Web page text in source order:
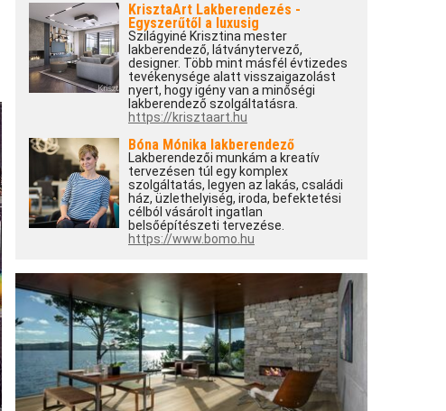
KrisztaArt Lakberendezés -
Egyszerűtől a luxusig
Szilágyiné Krisztina mester
lakberendező, látványtervező,
designer. Több mint másfél évtizedes
tevékenysége alatt visszaigazolást
nyert, hogy igény van a minőségi
lakberendező szolgáltatásra.
https://krisztaart.hu
Bóna Mónika lakberendező
Lakberendezői munkám a kreatív
tervezésen túl egy komplex
szolgáltatás, legyen az lakás, családi
ház, üzlethelyiség, iroda, befektetési
célból vásárolt ingatlan
belsőépítészeti tervezése.
https://www.bomo.hu